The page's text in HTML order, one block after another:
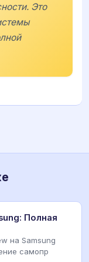
Это
Полная
на Samsung
самопр